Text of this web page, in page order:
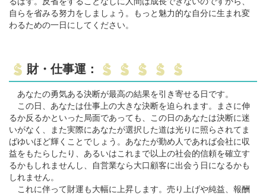
自らを省みる努力をしましょう。もっと魅力的な自分に生まれ変
わるための一日にしてください。
財・仕事運：
あなたの勇気ある決断が最高の結果を引き寄せる日です。
この日、あなたは仕事上の大きな決断を迫られます。まさに伸
るか反るかといった局面であっても、この日のあなたは決断に迷
いがなく、また実際にあなたが選択した道は光りに照らされてま
ばゆいほど輝くことでしょう。あなたが勤め人であれば会社に収
益をもたらしたり、あるいはこれまで以上の社会的信頼を確立す
るかもしれませんし、自営業なら大口顧客に出会う日になるかも
しれません。
これに伴って財運も大幅に上昇します。売り上げや純益、報酬